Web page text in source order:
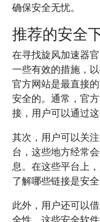
确保安全无忧。
推荐的安全
在寻找旋风加速器
一些有效的措施，
官方网站是最直接
安全的。通常，官
接，用户可以通过
其次，用户可以关
台，这些地方经常
息。在这些平台上
了解哪些链接是安
此外，用户还可以